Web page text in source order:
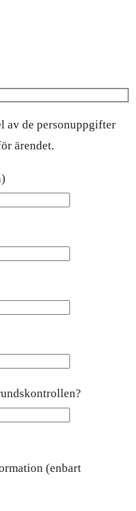
av de personuppgifter
ärendet.
(enbart